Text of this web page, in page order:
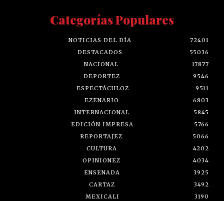
Categorías Populares
NOTICIAS DEL DÍA
72401
DESTACADOS
55036
NACIONAL
17877
DEPORTEZ
9546
ESPECTÁCULOZ
9511
EZENARIO
6803
INTERNACIONAL
5845
EDICIÓN IMPRESA
5766
REPORTAJEZ
5066
CULTURA
4202
OPINIONEZ
4034
ENSENADA
3925
CARTAZ
3492
MEXICALI
3190